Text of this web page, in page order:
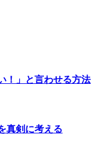
！」と言わせる方法
真剣に考える